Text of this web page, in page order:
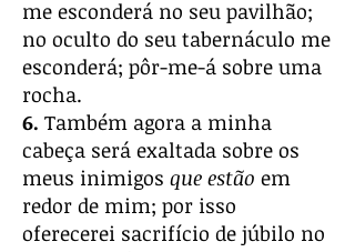
me esconderá no seu pavilhão;
no oculto do seu tabernáculo me
esconderá; pôr-me-á sobre uma
rocha.
6. Também agora a minha
cabeça será exaltada sobre os
meus inimigos que estão em
redor de mim; por isso
oferecerei sacrifício de júbilo no